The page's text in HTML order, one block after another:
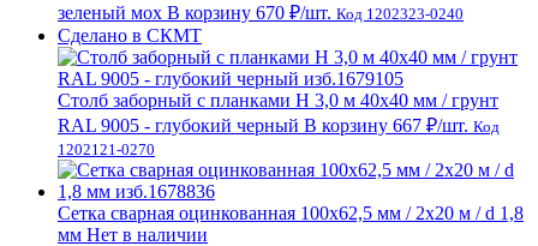
зеленый мох В корзину 670 ₽/шт. Код 1202323-0240
Сделано в СКМТ
Столб заборный с планками H 3,0 м 40х40 мм / грунт
RAL 9005 - глубокий черный В корзину 667 ₽/шт. Код
1202121-0270
Сетка сварная оцинкованная 100х62,5 мм / 2х20 м / d 1,8
мм Нет в наличии